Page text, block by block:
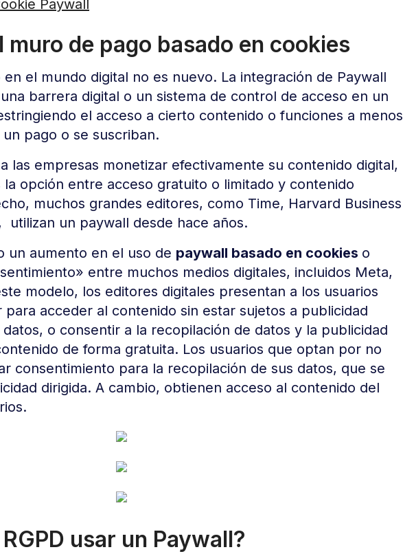
Paywall
muro de pago basado en cookies
el mundo digital no es nuevo. La integración de Paywall
barrera digital o un sistema de control de acceso en un
el acceso a cierto contenido o funciones a menos
pago o se suscriban.
las empresas monetizar efectivamente su contenido digital,
opción entre acceso gratuito o limitado y contenido
muchos grandes editores, como Time, Harvard Business
utilizan un paywall desde hace años.
un aumento en el uso de paywall basado en cookies o
entre muchos medios digitales, incluidos Meta,
modelo, los editores digitales presentan a los usuarios
para acceder al contenido sin estar sujetos a publicidad
o consentir a la recopilación de datos y la publicidad
de forma gratuita. Los usuarios que optan por no
consentimiento para la recopilación de sus datos, que se
dirigida. A cambio, obtienen acceso al contenido del
usar un Paywall?